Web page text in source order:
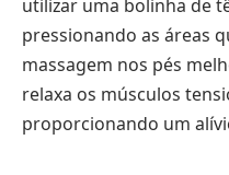
utilizar uma bolinha de
pressionando as áreas
massagem nos pés
relaxa os músculos
proporcionando um